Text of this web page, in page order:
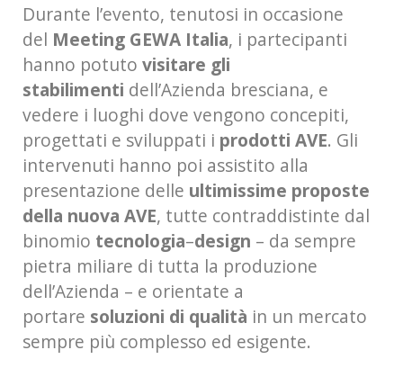
Durante l’evento, tenutosi in occasione
del Meeting GEWA Italia, i partecipanti
hanno potuto visitare gli
stabilimenti dell’Azienda bresciana, e
vedere i luoghi dove vengono concepiti,
progettati e sviluppati i prodotti AVE. Gli
intervenuti hanno poi assistito alla
presentazione delle ultimissime proposte
della nuova AVE, tutte contraddistinte dal
binomio tecnologia–design – da sempre
pietra miliare di tutta la produzione
dell’Azienda – e orientate a
portare soluzioni di qualità in un mercato
sempre più complesso ed esigente.